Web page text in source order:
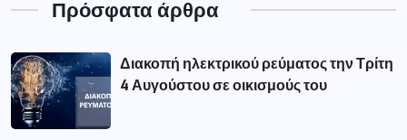
Πρόσφατα άρθρα
Διακοπή ηλεκτρικού ρεύματος την Τρίτη
4 Αυγούστου σε οικισμούς του